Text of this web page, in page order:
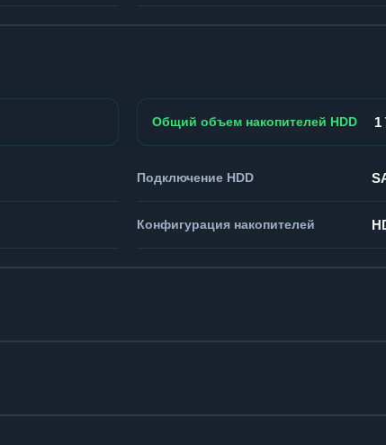
Общий объем накопителей HDD 1
Подключение HDD
Конфигурация накопителей